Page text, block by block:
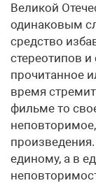
Великой
одинаковым
средство
стереотипов и
прочитанное
время
фильме то
единому, а в